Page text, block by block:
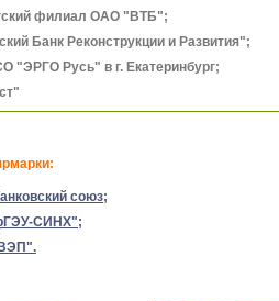
филиал ОАО "ВТБ";
Банк Реконструкции и Развития";
"ЭРГО Русь" в г. Екатеринбург;
союз;
СИНХ";